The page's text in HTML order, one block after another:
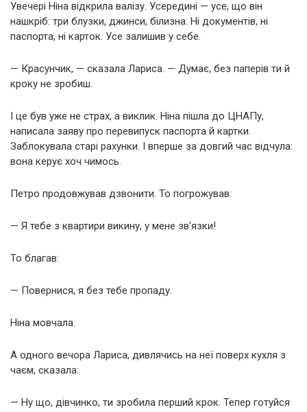
Увечері Ніна відкрила валізу. Усередині — усе, що він
нашкріб: три блузки, джинси, білизна. Ні документів, ні
паспорта, ні карток. Усе залишив у себе.
— Красунчик, — сказала Лариса. — Думає, без паперів ти й
кроку не зробиш.
І це був уже не страх, а виклик. Ніна пішла до ЦНАПу,
написала заяву про перевипуск паспорта й картки.
Заблокувала старі рахунки. І вперше за довгий час відчула:
вона керує хоч чимось.
Петро продовжував дзвонити. То погрожував:
— Я тебе з квартири викину, у мене зв’язки!
То благав:
— Повернися, я без тебе пропаду.
Ніна мовчала.
А одного вечора Лариса, дивлячись на неї поверх кухля з
чаєм, сказала:
— Ну що, дівчинко, ти зробила перший крок. Тепер готуйся